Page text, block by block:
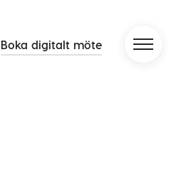
Boka digitalt möte